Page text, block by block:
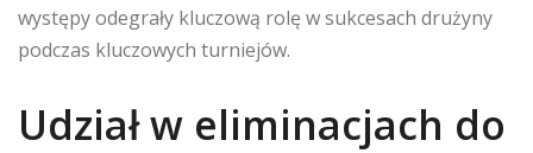
występy odegrały kluczową rolę w sukcesach drużyny
podczas kluczowych turniejów.
Udział w eliminacjach do